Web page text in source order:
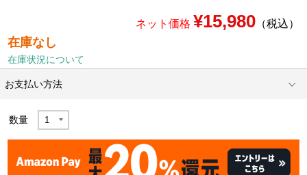
ネット価格 ¥15,980（税込）
在庫なし
在庫状況について
お支払い方法
数量